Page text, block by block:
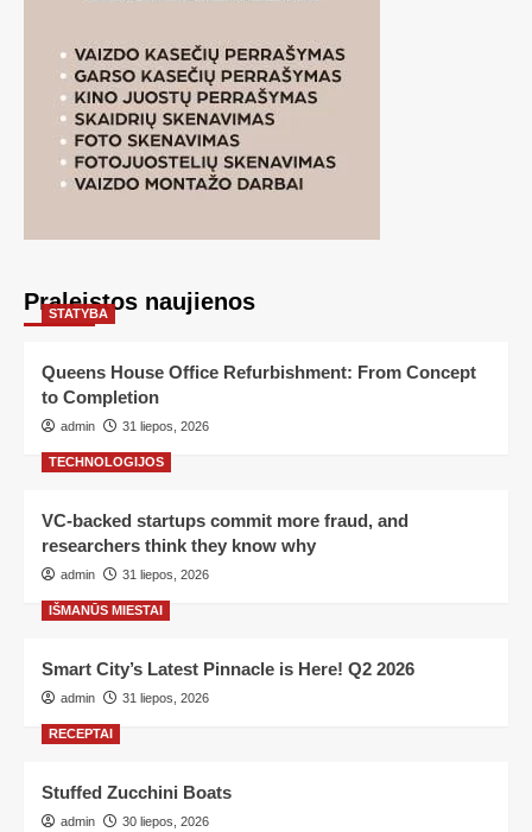
Praleistos naujienos
STATYBA
Queens House Office Refurbishment: From Concept
to Completion
admin 31 liepos, 2026
TECHNOLOGIJOS
VC-backed startups commit more fraud, and
researchers think they know why
admin 31 liepos, 2026
IŠMANŪS MIESTAI
Smart City’s Latest Pinnacle is Here! Q2 2026
admin 31 liepos, 2026
RECEPTAI
Stuffed Zucchini Boats
admin 30 liepos, 2026